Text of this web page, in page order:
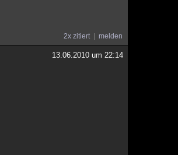
2x zitiert melden
13.06.2010 um 22:14